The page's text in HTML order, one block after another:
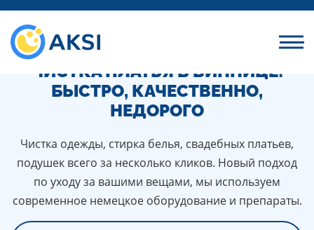
ПРОФЕССИОНАЛЬНАЯ СУХАЯ
ЧИСТКА ПЛАТЬЯ В ВИННИЦЕ:
БЫСТРО, КАЧЕСТВЕННО,
НЕДОРОГО
Чистка одежды, стирка белья, свадебных платьев,
подушек всего за несколько кликов. Новый подход
по уходу за вашими вещами, мы используем
современное немецкое оборудование и препараты.